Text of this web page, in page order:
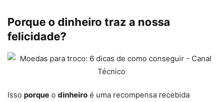
Porque o dinheiro traz a nossa
felicidade?
Isso porque o dinheiro é uma recompensa recebida